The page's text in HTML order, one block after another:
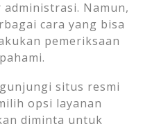
Namun,
cara yang bisa
pemeriksaan
situs resmi
opsi layanan
diminta untuk